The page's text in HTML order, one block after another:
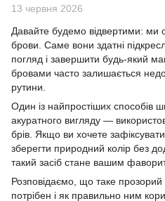
13 червня 2026
Давайте будемо відвертими: ми
брови. Саме вони здатні
погляд і завершити будь-який
бровами часто залишається
рутини.
Один із найпростіших способів
акуратного вигляду —
брів. Якщо ви хочете
зберегти природний колір без
такий засіб стане вашим
Розповідаємо, що таке прозорий
потрібен і як правильно ним